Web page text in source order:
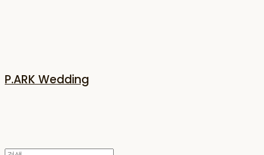
P.ARK Wedding